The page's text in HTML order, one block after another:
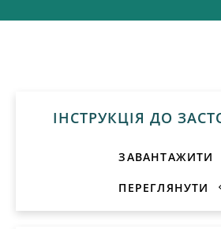
ІНСТРУКЦІЯ ДО
ЗАВАНТАЖИТИ
ПЕРЕГЛЯНУТИ